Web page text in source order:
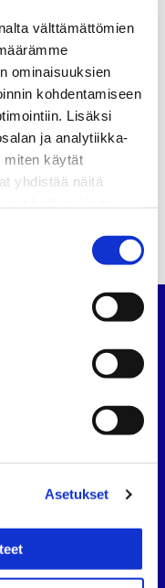
välttämättömien
ominaisuuksien
kohdentamiseen
Lisäksi
ja analytiikka-
miten käytät
yhdistää näitä
Asetukset
8.-10.6.2012
vaihtuu